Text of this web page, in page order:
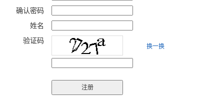
确认密码
姓名
验证码
换一换